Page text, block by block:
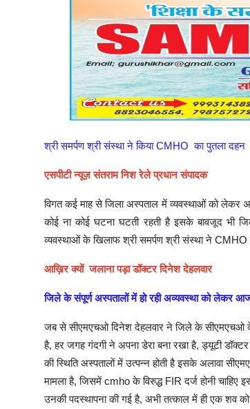
श्री समर्पण श्री संस्था ने किया CMHO का पुतला दहन
एसपीटी न्यूज़ संतराम निश रेले प्रधान संपादक
विगत कई माह से जिला अस्पताल में व्यवस्थाओं को लेकर
कोई ना कोई घटना घटती रहती है इसके बावजूद भी
व्यवस्थाओं के खिलाफ श्री समर्पण श्री संस्था ने
आख़िर क्यों जलाना पड़ा डॉक्टर दिनेश देहलवार
जिले के संपूर्ण अस्पतालों में हो रही अव्यवस्था को लेकर
जब से सीएमएचओ दिनेश देहलवार ने जिले के सीएमएचओ के
है, हर जगह गंदगी ने अपना डेरा बना रखा है, ड्यूटी
की स्थिति अस्पतालों में उत्पन्न होती है इसके अलावा
मामला है, जिसमें cmho के विरुद्ध FIR दर्ज होनी
उनकी पदस्थापना की गई है, अभी तत्काल में ही एक शव